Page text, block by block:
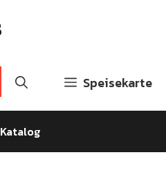
Speisekarte
Katalog